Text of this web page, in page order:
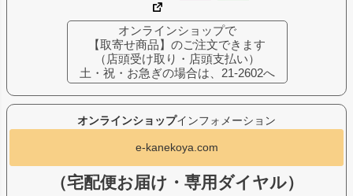
オンラインショップインフォメーション
e-kanekoya.com
（宅配便お届け・専用ダイヤル）
オンラインショップで
【取寄せ商品】のご注文できます
（店頭受け取り・店頭支払い）
土・祝・お急ぎの場合は、21-2602へ